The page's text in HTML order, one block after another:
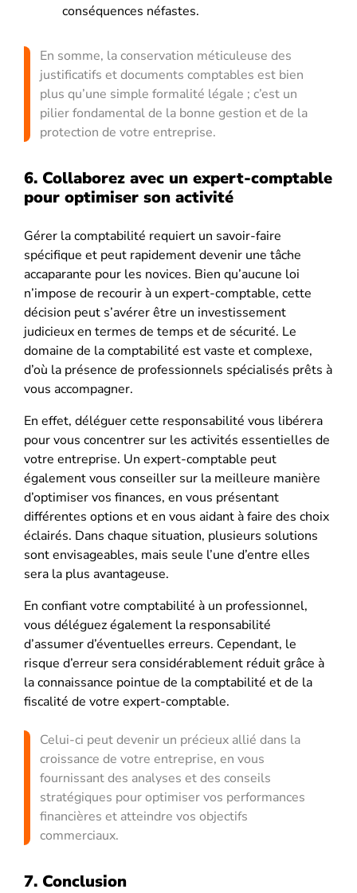
conséquences néfastes.
En somme, la conservation méticuleuse des
justificatifs et documents comptables est bien
plus qu’une simple formalité légale ; c’est un
pilier fondamental de la bonne gestion et de la
protection de votre entreprise.
6. Collaborez avec un expert-comptable
pour optimiser son activité
Gérer la comptabilité requiert un savoir-faire
spécifique et peut rapidement devenir une tâche
accaparante pour les novices. Bien qu’aucune loi
n’impose de recourir à un expert-comptable, cette
décision peut s’avérer être un investissement
judicieux en termes de temps et de sécurité. Le
domaine de la comptabilité est vaste et complexe,
d’où la présence de professionnels spécialisés prêts à
vous accompagner.
En effet, déléguer cette responsabilité vous libérera
pour vous concentrer sur les activités essentielles de
votre entreprise. Un expert-comptable peut
également vous conseiller sur la meilleure manière
d’optimiser vos finances, en vous présentant
différentes options et en vous aidant à faire des choix
éclairés. Dans chaque situation, plusieurs solutions
sont envisageables, mais seule l’une d’entre elles
sera la plus avantageuse.
En confiant votre comptabilité à un professionnel,
vous déléguez également la responsabilité
d’assumer d’éventuelles erreurs. Cependant, le
risque d’erreur sera considérablement réduit grâce à
la connaissance pointue de la comptabilité et de la
fiscalité de votre expert-comptable.
Celui-ci peut devenir un précieux allié dans la
croissance de votre entreprise, en vous
fournissant des analyses et des conseils
stratégiques pour optimiser vos performances
financières et atteindre vos objectifs
commerciaux.
7. Conclusion